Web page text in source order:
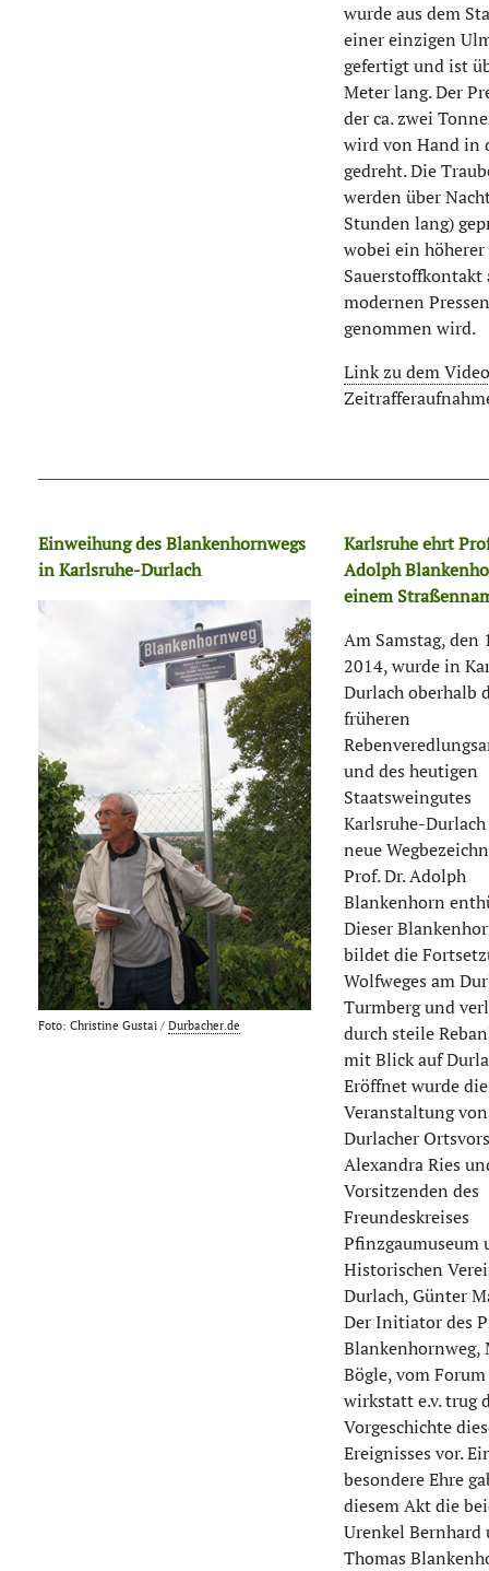
wurde aus dem
einer einzigen
gefertigt und ist
Meter lang. Der
der ca. zwei
wird von Hand in
gedreht. Die
werden über
Stunden lang)
wobei ein höherer
Sauerstoffkontakt
modernen
genommen wird.
Link zu dem Video
Einweihung des Blankenhornwegs
in Karlsruhe-Durlach
Foto: Christine Gustai / Durbacher.de
Karlsruhe ehrt
Adolph
einem
Am Samstag, den
2014, wurde in
Durlach oberhalb
früheren
und des heutigen
Staatsweingutes
Karlsruhe-
neue
Prof. Dr. Adolph
Blankenhorn
Dieser
bildet die
Wolfweges am
Turmberg und
durch steile
mit Blick auf
Eröffnet wurde die
Veranstaltung
Durlacher
Alexandra Ries
Vorsitzenden des
Freundeskreises
Pfinzgaumuseum
Historischen
Durlach, Günter
Der Initiator des
Blankenhornweg,
Bögle, vom Forum
wirkstatt e.v. trug
Vorgeschichte
Ereignisses vor.
besondere Ehre
diesem Akt die
Urenkel Bernhard
Thomas